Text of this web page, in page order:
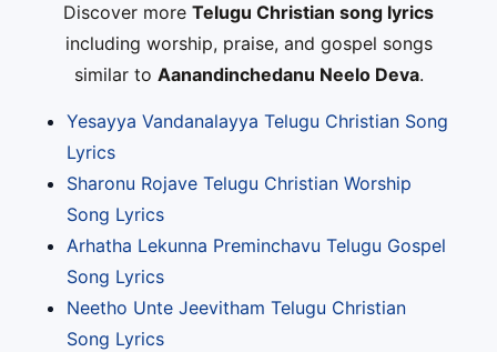
Discover more Telugu Christian song lyrics
including worship, praise, and gospel songs
similar to Aanandinchedanu Neelo Deva.
Yesayya Vandanalayya Telugu Christian Song
Lyrics
Sharonu Rojave Telugu Christian Worship
Song Lyrics
Arhatha Lekunna Preminchavu Telugu Gospel
Song Lyrics
Neetho Unte Jeevitham Telugu Christian
Song Lyrics